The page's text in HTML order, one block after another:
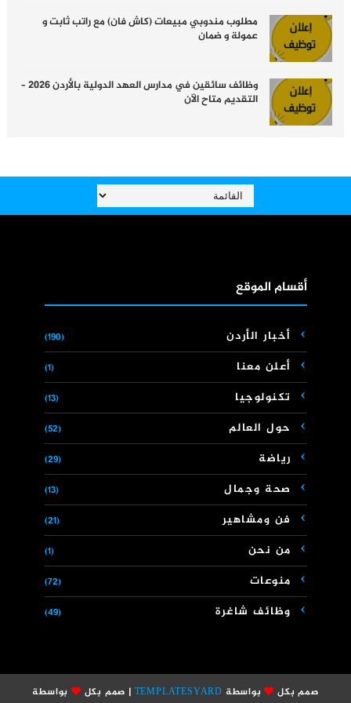
مطلوب مندوبي مبيعات (كاش فان) مع راتب ثابت و
عمولة و ضمان
وظائف سائقين في مدارس العهد الدولية بالأردن 2026 –
التقديم متاح الآن
أقسام الموقع
أخبار الأردن (190)
أعلن معنا (1)
تكنولوجيا (13)
حول العالم (52)
رياضة (29)
صحة وجمال (13)
فن ومشاهير (21)
من نحن (1)
منوعات (72)
وظائف شاغرة (49)
صمم بكل بواسطة TEMPLATESYARD | صمم بكل بواسطة